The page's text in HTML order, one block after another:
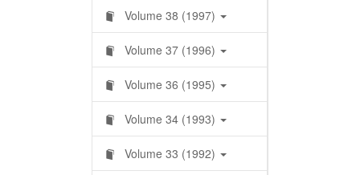
Volume 38 (1997)
Volume 37 (1996)
Volume 36 (1995)
Volume 34 (1993)
Volume 33 (1992)